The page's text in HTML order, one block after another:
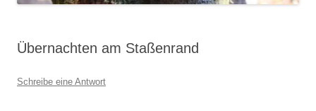
Übernachten am Staßenrand
Schreibe eine Antwort